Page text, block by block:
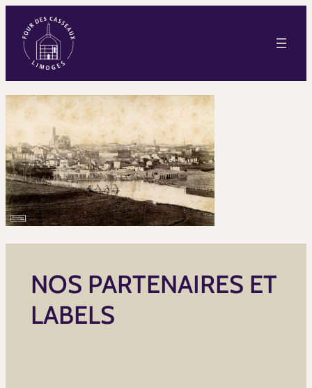
NOS PARTENAIRES ET
LABELS